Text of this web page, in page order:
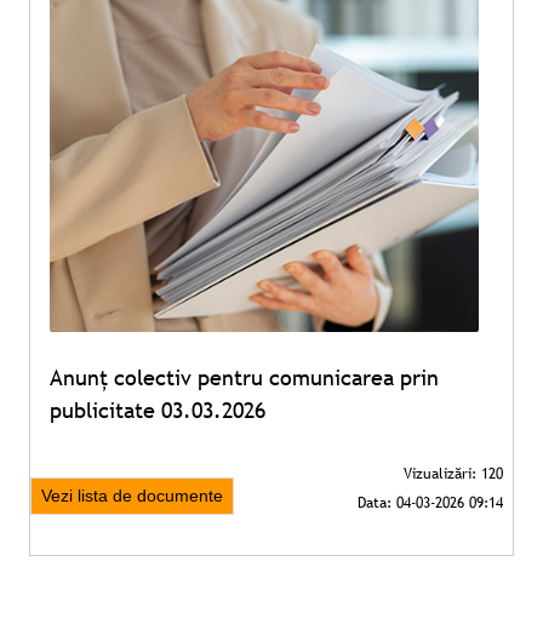
Anunț colectiv pentru comunicarea prin
publicitate 03.03.2026
Vezi lista de documente